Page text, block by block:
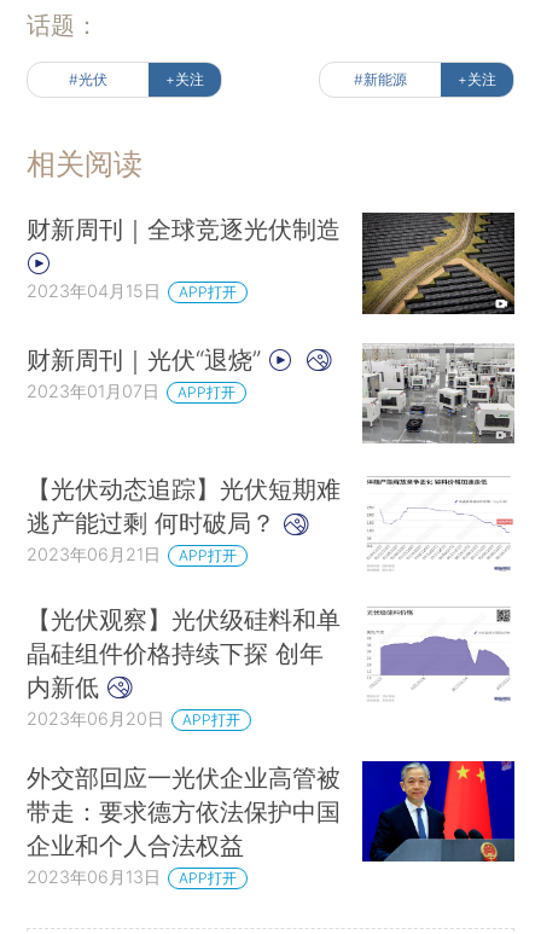
话题：
#光伏 +关注 #新能源 +关注
相关阅读
财新周刊｜全球竞逐光伏制造
2023年04月15日 APP打开
财新周刊｜光伏“退烧”
2023年01月07日 APP打开
【光伏动态追踪】光伏短期难
逃产能过剩 何时破局？
2023年06月21日 APP打开
【光伏观察】光伏级硅料和单
晶硅组件价格持续下探 创年
内新低
2023年06月20日 APP打开
外交部回应一光伏企业高管被
带走：要求德方依法保护中国
企业和个人合法权益
2023年06月13日 APP打开